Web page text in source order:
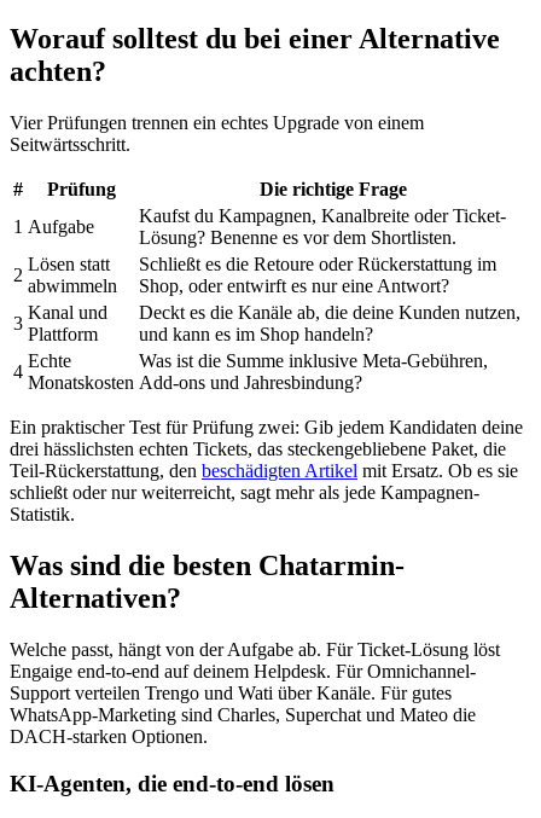
Worauf solltest du bei einer Alternative
achten?
Vier Prüfungen trennen ein echtes Upgrade von einem
Seitwärtsschritt.
# Prüfung
Die richtige Frage
1 Aufgabe
Kaufst du Kampagnen, Kanalbreite oder Ticket-
Lösung? Benenne es vor dem Shortlisten.
2
Lösen statt
abwimmeln
Schließt es die Retoure oder Rückerstattung im
Shop, oder entwirft es nur eine Antwort?
3
Kanal und
Plattform
Deckt es die Kanäle ab, die deine Kunden nutzen,
und kann es im Shop handeln?
4
Echte
Monatskosten
Was ist die Summe inklusive Meta-Gebühren,
Add-ons und Jahresbindung?
Ein praktischer Test für Prüfung zwei: Gib jedem Kandidaten deine
drei hässlichsten echten Tickets, das steckengebliebene Paket, die
Teil-Rückerstattung, den beschädigten Artikel mit Ersatz. Ob es sie
schließt oder nur weiterreicht, sagt mehr als jede Kampagnen-
Statistik.
Was sind die besten Chatarmin-
Alternativen?
Welche passt, hängt von der Aufgabe ab. Für Ticket-Lösung löst
Engaige end-to-end auf deinem Helpdesk. Für Omnichannel-
Support verteilen Trengo und Wati über Kanäle. Für gutes
WhatsApp-Marketing sind Charles, Superchat und Mateo die
DACH-starken Optionen.
KI-Agenten, die end-to-end lösen